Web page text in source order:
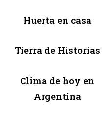
Huerta en casa
Tierra de Historias
Clima de hoy en
Argentina